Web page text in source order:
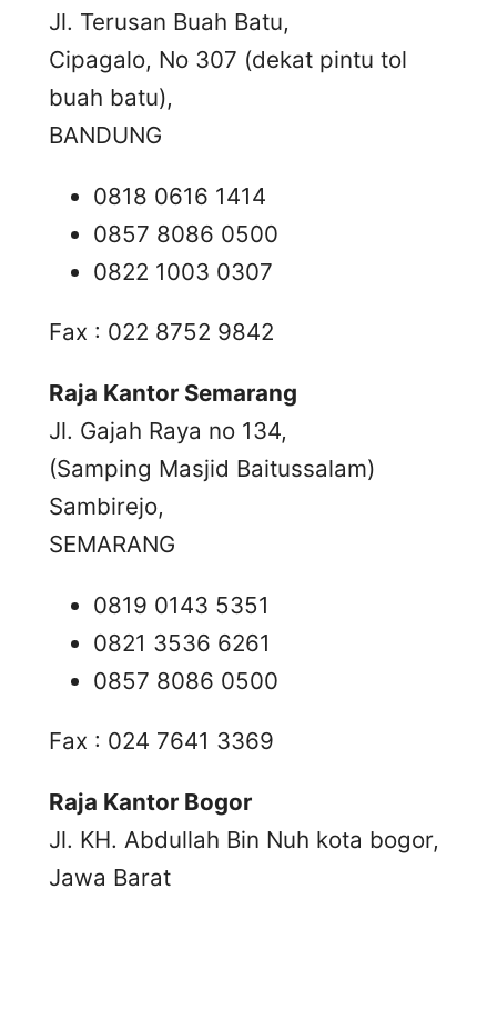
Jl. Terusan Buah Batu,
Cipagalo, No 307 (dekat pintu tol
buah batu),
BANDUNG
0818 0616 1414
0857 8086 0500
0822 1003 0307
Fax : 022 8752 9842
Raja Kantor Semarang
Jl. Gajah Raya no 134,
(Samping Masjid Baitussalam)
Sambirejo,
SEMARANG
0819 0143 5351
0821 3536 6261
0857 8086 0500
Fax : 024 7641 3369
Raja Kantor Bogor
Jl. KH. Abdullah Bin Nuh kota bogor,
Jawa Barat